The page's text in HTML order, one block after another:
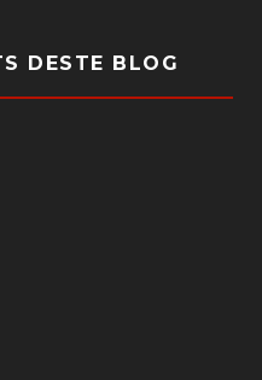
DESTE BLOG